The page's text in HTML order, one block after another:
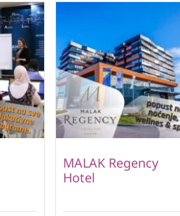
MALAK Regency
Hotel